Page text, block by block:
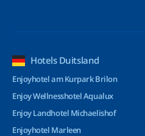
Hotels Duitsland
Enjoyhotel am Kurpark Brilon
Enjoy Wellnesshotel Aqualux
Enjoy Landhotel Michaelishof
Enjoyhotel Marleen